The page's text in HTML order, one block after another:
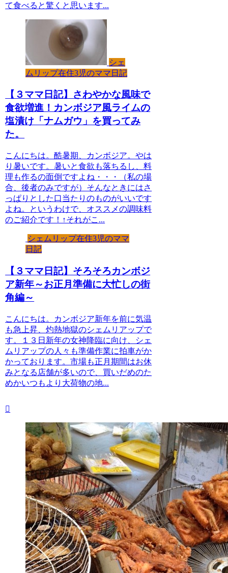
て食べると驚くと思います...
シェ
ムリップ在住3児のママ日記
【３ママ日記】さわやかな風味で
食欲増進！カンボジア風ライムの
塩漬け「ナムガウ」を買ってみ
た。
こんにちは。酷暑期、カンボジア。やは
り暑いです。暑いと食欲も落ちるし、料
理も作るの面倒ですよね・・・（私の場
合、後者のみですが）そんなときにはさ
っぱりとした口当たりのものがいいです
よね。というわけで、オススメの調味料
のご紹介です！↑それがこ...
シェムリップ在住3児のママ
日記
【３ママ日記】そろそろカンボジ
ア新年～お正月準備に大忙しの街
角編～
こんにちは。カンボジア新年を前に気温
も急上昇、灼熱地獄のシェムリアップで
す。１３日新年の女神降臨に向け、シェ
ムリアップの人々も準備作業に拍車がか
かっております。市場も正月期間はお休
みとなる店舗が多いので、買いだめのた
めかいつもより大荷物の地...